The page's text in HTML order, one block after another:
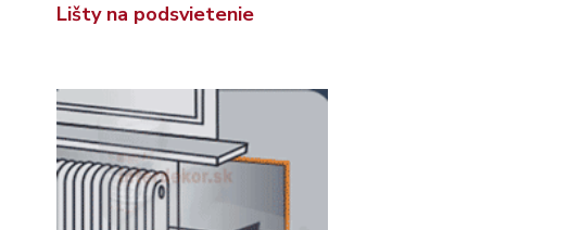
Lišty na podsvietenie